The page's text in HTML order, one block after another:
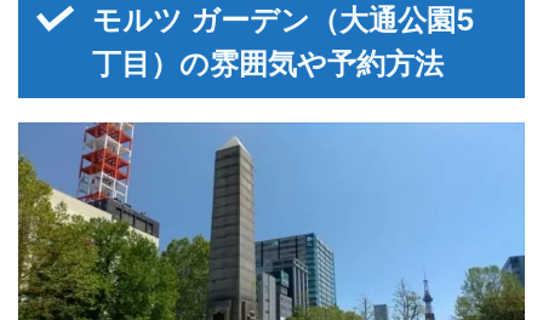
モルツ ガーデン（大通公園5
丁目）の雰囲気や予約方法